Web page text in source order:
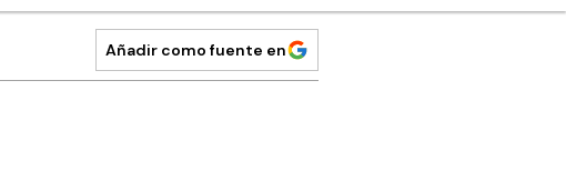
Añadir como fuente en